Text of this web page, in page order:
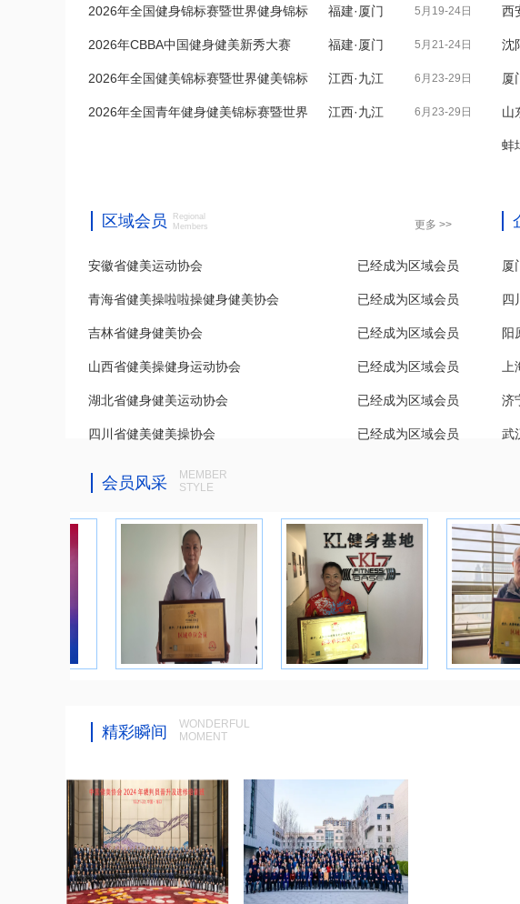
2026年全国健身锦标赛暨世界健身锦标
赛...
福建·厦门 5月19-24日
2026年CBBA中国健身健美新秀大赛 福建·厦门 5月21-24日
2026年全国健美锦标赛暨世界健美锦标
赛...
江西·九江 6月23-29日
2026年全国青年健身健美锦标赛暨世界 江西·九江 6月23-29日
西
沈
厦
山
蚌
区域会员
Regional
Members
更多 >>
青海省健美操啦啦操健身健美协会 已经成为区域会员
吉林省健身健美协会 已经成为区域会员
山西省健美操健身运动协会 已经成为区域会员
湖北省健身健美运动协会 已经成为区域会员
四川省健美健美操协会 已经成为区域会员
安徽省健美运动协会 已经成为区域会员
四
阳
上
武
厦
会员风采
MEMBER
STYLE
精彩瞬间
WONDERFUL
MOMENT